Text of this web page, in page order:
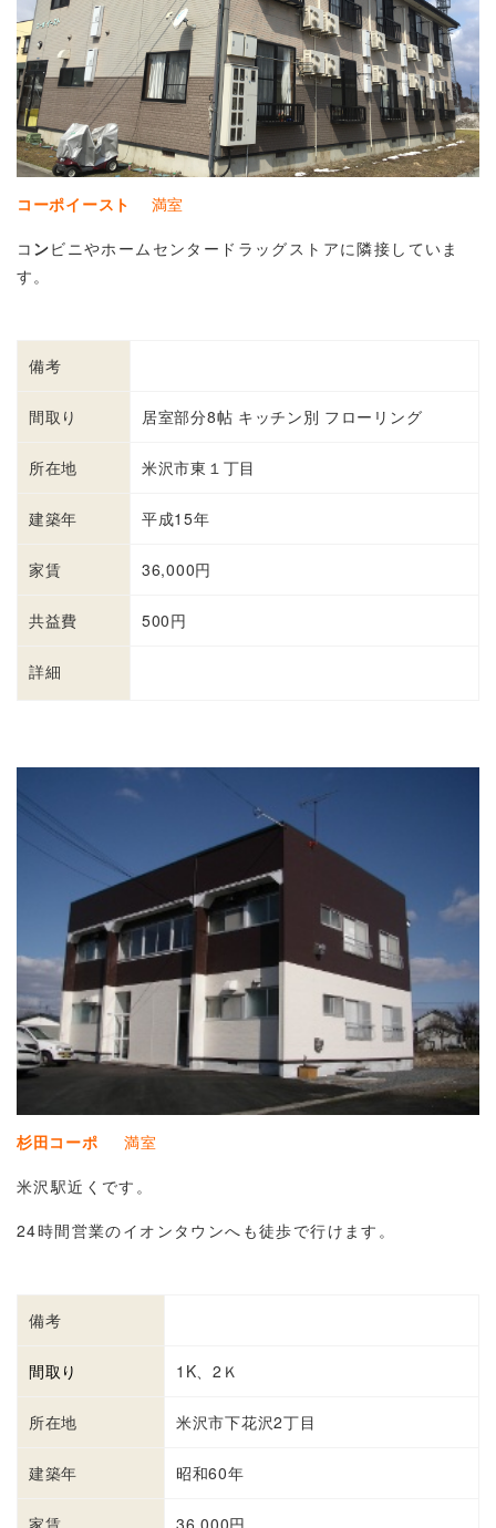
コーポイースト
満室
コ ンビニやホームセンタードラッグストアに隣接していま
す。
備考
間取り 居室部分8帖 キッチン別 フローリング
所在地 米沢市東１丁目
建築年 平成15年
家賃 36,000円
共益費 500円
詳細
杉田コーポ 満室
米沢駅近くです。
24時間営業のイオンタウンへも徒歩で行けます。
備考
間取り 1K、2Ｋ
所在地 米沢市下花沢2丁目
建築年 昭和60年
家賃 36,000円